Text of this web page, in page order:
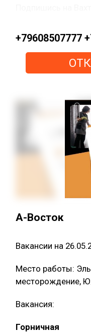
+79608507777
А-Восток
Вакансии на
Место работы:
месторождение,
Вакансия:
Горничная